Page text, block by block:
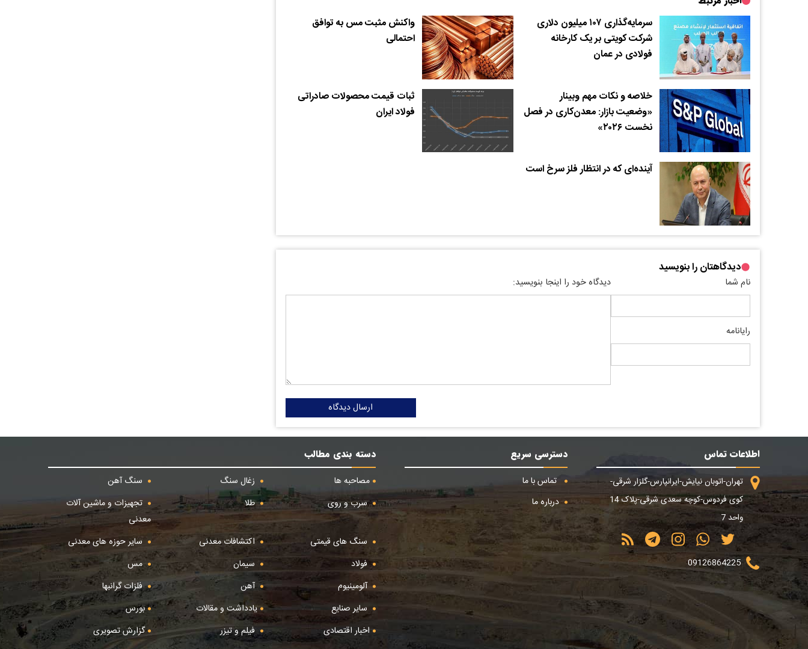
سرمایه‌گذاری ۱۰۷ میلیون دلاری
شرکت کویتی بر یک کارخانه
فولادی در عمان
واکنش مثبت مس به توافق
احتمالی
خلاصه و نکات مهم وبینار
«وضعیت بازار: معدن‌کاری در فصل
نخست ۲۰۲۶»
ثبات قیمت محصولات صادراتی
فولاد ایران
آینده‌‌ای که در انتظار فلز سرخ است
دیدگاهتان را بنویسید
نام شما
رایانامه
دیدگاه خود را اینجا بنویسید:
ارسال دیدگاه
اطلاعات تماس
تهران-اتوبان نیایش-ایرانپارس-گلزار شرقی-
کوی فردوس-کوچه سعدی شرقی-پلاک 14
واحد 7
09126864225
دسترسی سریع
تماس با ما
درباره ما
دسته بندی مطالب
مصاحبه ها
زغال سنگ
سنگ آهن
سرب و روی
طلا
تجهیزات و ماشین آلات
معدنی
سنگ های قیمتی
اکتشافات معدنی
سایر حوزه های معدنی
فولاد
سیمان
مس
آلومینیوم
آهن
فلزات گرانبها
سایر صنایع
یادداشت و مقالات
بورس
اخبار اقتصادی
فیلم و تیزر
گزارش تصویری